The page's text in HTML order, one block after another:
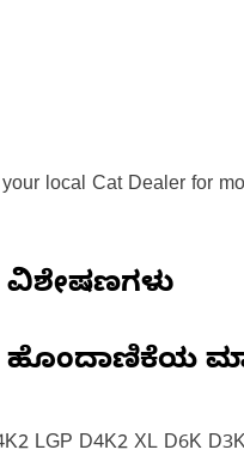
local Cat Dealer for
ವಿಶೇಷಣಗಳು
ಹೊಂದಾಣಿಕೆಯ
LGP D4K2 XL D6K